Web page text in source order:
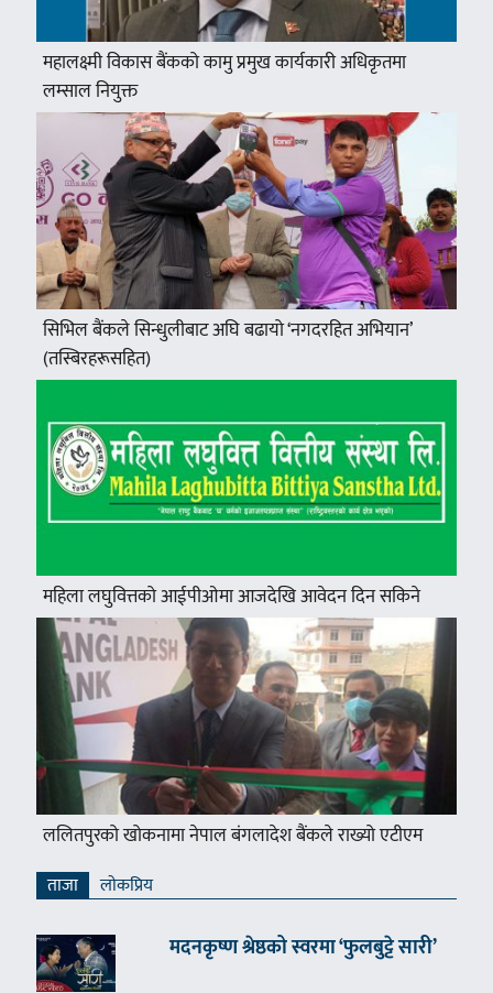
महालक्ष्मी विकास बैंकको कामु प्रमुख कार्यकारी अधिकृतमा
लम्साल नियुक्त
सिभिल बैंकले सिन्धुलीबाट अघि बढायो ‘नगदरहित अभियान’
(तस्बिरहरूसहित)
महिला लघुवित्तको आईपीओमा आजदेखि आवेदन दिन सकिने
ललितपुरको खोकनामा नेपाल बंगलादेश बैंकले राख्यो एटीएम
ताजा लाेकप्रिय
मदनकृष्ण श्रेष्ठको स्वरमा ‘फुलबुट्टे सारी’